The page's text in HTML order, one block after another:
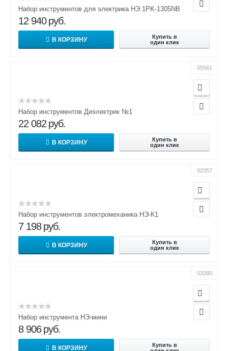
Набор инструментов для электрика НЭ 1PK-1305NB
12 940 руб.
В КОРЗИНУ
Купить в
один клик
05561
Набор инструментов Диэлектрик №1
22 082 руб.
В КОРЗИНУ
Купить в
один клик
02357
Набор инструментов электромеханика НЭ-К1
7 198 руб.
В КОРЗИНУ
Купить в
один клик
03285
Набор инструмента НЭ-мини
8 906 руб.
В КОРЗИНУ
Купить в